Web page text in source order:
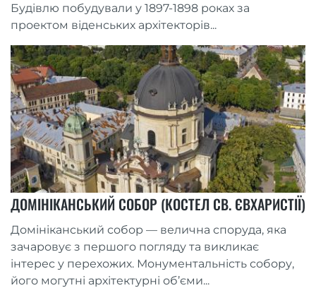
Будівлю побудували у 1897-1898 роках за
проектом віденських архітекторів...
ДОМІНІКАНСЬКИЙ СОБОР (КОСТЕЛ СВ. ЄВХАРИСТІЇ)
Домініканський собор — велична споруда, яка
зачаровує з першого погляду та викликає
інтерес у перехожих. Монументальність собору,
його могутні архітектурні об’єми...